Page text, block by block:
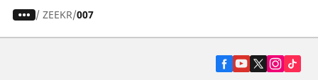
/ ZEEKR 007